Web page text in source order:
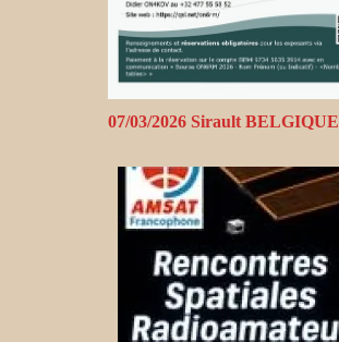
07/03/2026 Sirault BELGIQUE